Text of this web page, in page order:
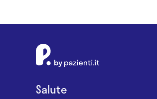
Salute